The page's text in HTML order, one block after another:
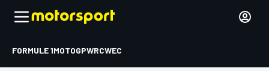
FORMULE 1MOTOGPWRCWEC